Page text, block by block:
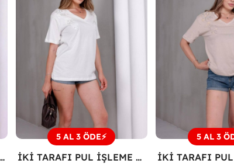
TİŞÖRT Beyaz
5 AL 3 ÖDE⚡
İKİ TARAFI PUL İŞLEME ÇİÇEKLİ TİŞÖRT Beyaz
5 AL 3